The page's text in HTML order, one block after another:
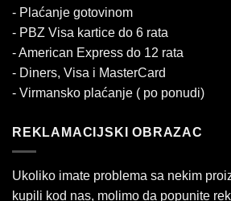
- Plaćanje gotovinom
- PBZ Visa kartice do 6 rata
- American Express do 12 rata
- Diners, Visa i MasterCard
- Virmansko plaćanje ( po ponudi)
REKLAMACIJSKI OBRAZAC
Ukoliko imate problema sa nekim
kupili kod nas, molimo da popunite